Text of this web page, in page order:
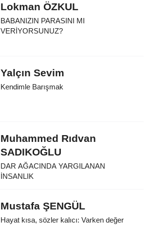
Lokman ÖZKUL
BABANIZIN PARASINI MI
VERİYORSUNUZ?
Yalçın Sevim
Kendimle Barışmak
Muhammed Rıdvan
SADIKOĞLU
DAR AĞACINDA YARGILANAN
İNSANLIK
Mustafa ŞENGÜL
Hayat kısa, sözler kalıcı: Varken değer